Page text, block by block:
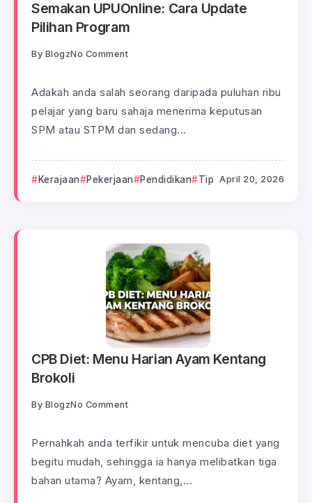
Semakan UPUOnline: Cara Update
Pilihan Program
By BlogzNo Comment
Adakah anda salah seorang daripada puluhan ribu
pelajar yang baru sahaja menerima keputusan
SPM atau STPM dan sedang...
Kerajaan Pekerjaan Pendidikan Tip April 20, 2026
CPB Diet: Menu Harian Ayam Kentang
Brokoli
By BlogzNo Comment
Pernahkah anda terfikir untuk mencuba diet yang
begitu mudah, sehingga ia hanya melibatkan tiga
bahan utama? Ayam, kentang,...